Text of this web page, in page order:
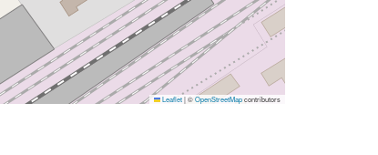
Leaflet|©OpenStreetMapcontributors